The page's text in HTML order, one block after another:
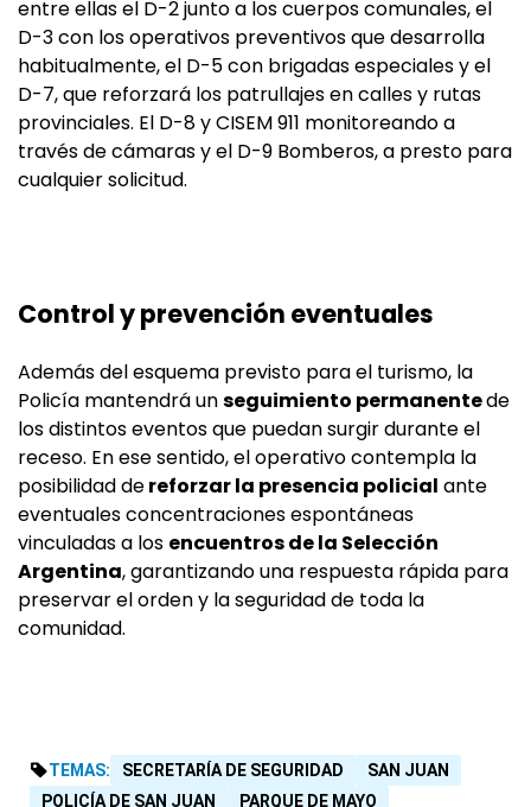
entre ellas el D-2 junto a los cuerpos comunales, el
D-3 con los operativos preventivos que desarrolla
habitualmente, el D-5 con brigadas especiales y el
D-7, que reforzará los patrullajes en calles y rutas
provinciales. El D-8 y CISEM 911 monitoreando a
través de cámaras y el D-9 Bomberos, a presto para
cualquier solicitud.
Control y prevención eventuales
Además del esquema previsto para el turismo, la
Policía mantendrá unseguimiento permanentede
los distintos eventos que puedan surgir durante el
receso. En ese sentido, el operativo contempla la
posibilidad dereforzar la presencia policial ante
eventuales concentraciones espontáneas
vinculadas a los encuentros de la Selección
Argentina, garantizando una respuesta rápida para
preservar el orden y la seguridad de toda la
comunidad.
TEMAS: SECRETARÍA DE SEGURIDAD
SAN JUAN
POLICÍA DE SAN JUAN
PARQUE DE MAYO